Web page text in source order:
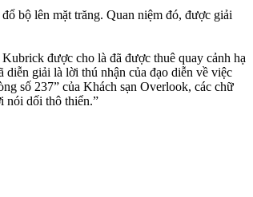
bộ lên mặt trăng. Quan niệm đó, được giải
được cho là đã được thuê quay cảnh hạ
giải là lời thú nhận của đạo diễn về việc
số 237” của Khách sạn Overlook, các chữ
nói dối thô thiển.”